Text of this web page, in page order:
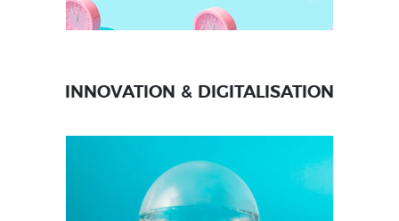
INNOVATION & DIGITALISATION